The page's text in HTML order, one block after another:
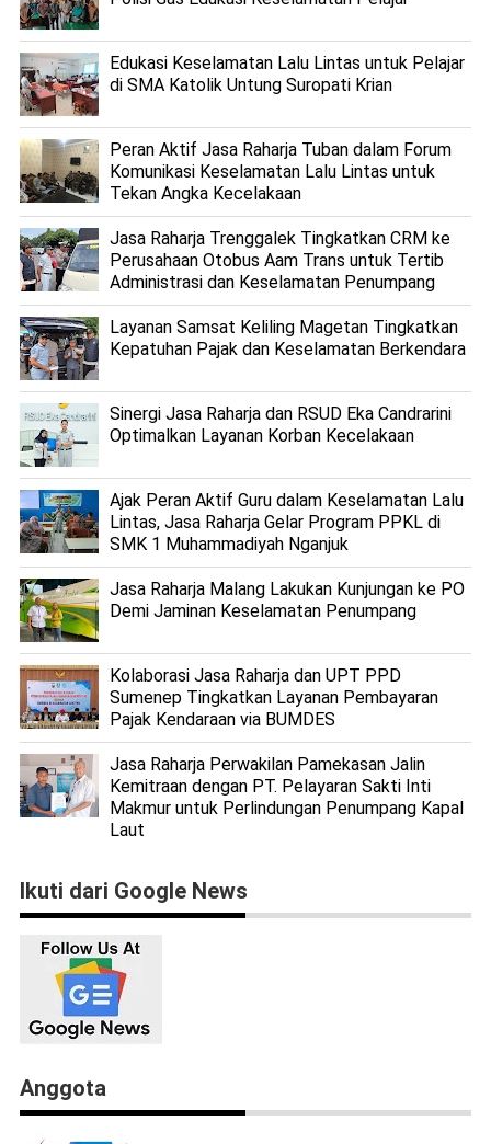
Edukasi Keselamatan Lalu Lintas untuk Pelajar
di SMA Katolik Untung Suropati Krian
Peran Aktif Jasa Raharja Tuban dalam Forum
Komunikasi Keselamatan Lalu Lintas untuk
Tekan Angka Kecelakaan
Jasa Raharja Trenggalek Tingkatkan CRM ke
Perusahaan Otobus Aam Trans untuk Tertib
Administrasi dan Keselamatan Penumpang
Layanan Samsat Keliling Magetan Tingkatkan
Kepatuhan Pajak dan Keselamatan Berkendara
Sinergi Jasa Raharja dan RSUD Eka Candrarini
Optimalkan Layanan Korban Kecelakaan
Ajak Peran Aktif Guru dalam Keselamatan Lalu
Lintas, Jasa Raharja Gelar Program PPKL di
SMK 1 Muhammadiyah Nganjuk
Jasa Raharja Malang Lakukan Kunjungan ke PO
Demi Jaminan Keselamatan Penumpang
Kolaborasi Jasa Raharja dan UPT PPD
Sumenep Tingkatkan Layanan Pembayaran
Pajak Kendaraan via BUMDES
Jasa Raharja Perwakilan Pamekasan Jalin
Kemitraan dengan PT. Pelayaran Sakti Inti
Makmur untuk Perlindungan Penumpang Kapal
Laut
Ikuti dari Google News
Anggota